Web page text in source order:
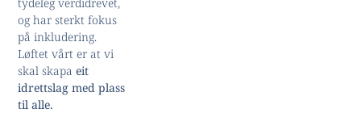
og har sterkt fokus
på inkludering.
Løftet vårt er at vi
skal skapaeit
idrettslag med plass
til alle.